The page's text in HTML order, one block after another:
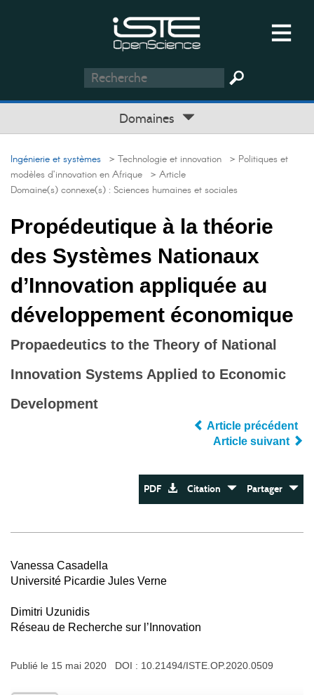
Domaines
Ingénierie et systèmes > Technologie et innovation > Politiques et
modèles d’innovation en Afrique > Article
Domaine(s) connexe(s) : Sciences humaines et sociales
Propédeutique à la théorie
des Systèmes Nationaux
d’Innovation appliquée au
développement économique
Propaedeutics to the Theory of National
Innovation Systems Applied to Economic
Development
Article précédent
Article suivant
PDF Citation Partager
Vanessa Casadella
Université Picardie Jules Verne
Dimitri Uzunidis
Réseau de Recherche sur l’Innovation
Publié le 15 mai 2020 DOI : 10.21494/ISTE.OP.2020.0509